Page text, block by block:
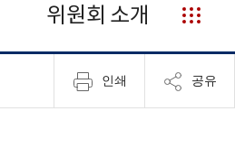
위원회 소개
누
리
집
안
인쇄 공유